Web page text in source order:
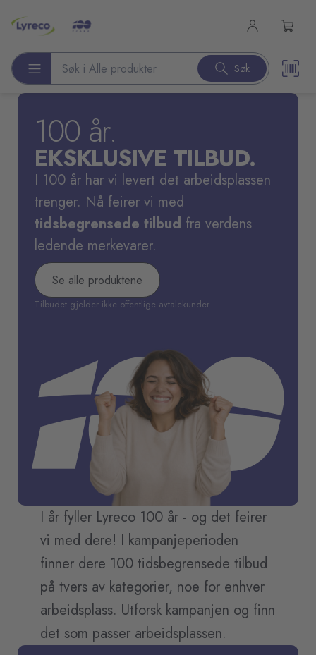
Søk etter produkter Søk
100 år.
EKSKLUSIVE TILBUD.
I 100 år har vi levert det arbeidsplassen
trenger. Nå feirer vi med
tidsbegrensede tilbud fra verdens
ledende merkevarer.
Se alle produktene
Tilbudet gjelder ikke offentlige avtalekunder
I år fyller Lyreco 100 år - og det feirer
vi med dere! I kampanjeperioden
finner dere 100 tidsbegrensede tilbud
på tvers av kategorier, noe for enhver
arbeidsplass. Utforsk kampanjen og finn
det som passer arbeidsplassen.